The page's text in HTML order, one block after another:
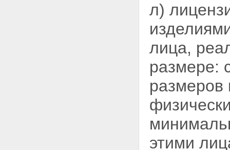
л)
лица,
размере:
размеров
этими